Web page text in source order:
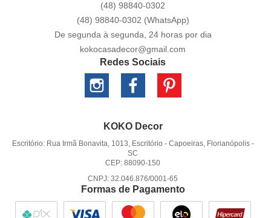
(48) 98840-0302
(48) 98840-0302 (WhatsApp)
De segunda à segunda, 24 horas por dia
kokocasadecor@gmail.com
Redes Sociais
KOKO Decor
Escritório: Rua Irmã Bonavita, 1013, Escritório - Capoeiras, Florianópolis-
SC
CEP: 88090-150
CNPJ: 32.046.876/0001-65
Formas de Pagamento